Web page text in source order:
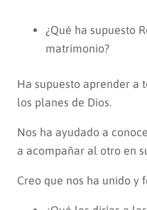
¿Qué ha supuesto
matrimonio?
Ha supuesto aprender a
los planes de Dios.
Nos ha ayudado a
a acompañar al otro en
Creo que nos ha unido